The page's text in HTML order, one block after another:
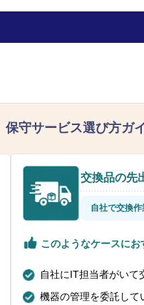
保守サービス選び方ガ
交換品の先
自社で交換
このようなケースにお
自社にIT担当者がいて
機器の管理を委託して